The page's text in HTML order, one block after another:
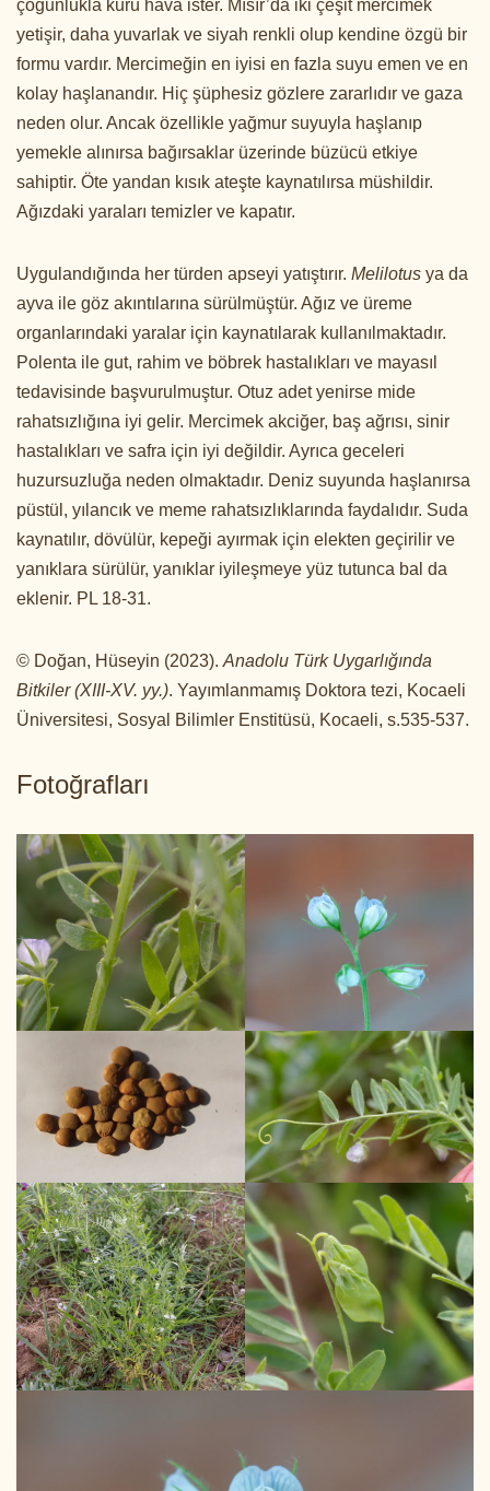
çoğunlukla kuru hava ister. Mısır’da iki çeşit mercimek
yetişir, daha yuvarlak ve siyah renkli olup kendine özgü bir
formu vardır. Mercimeğin en iyisi en fazla suyu emen ve en
kolay haşlanandır. Hiç şüphesiz gözlere zararlıdır ve gaza
neden olur. Ancak özellikle yağmur suyuyla haşlanıp
yemekle alınırsa bağırsaklar üzerinde büzücü etkiye
sahiptir. Öte yandan kısık ateşte kaynatılırsa müshildir.
Ağızdaki yaraları temizler ve kapatır.
Uygulandığında her türden apseyi yatıştırır. Melilotus ya da
ayva ile göz akıntılarına sürülmüştür. Ağız ve üreme
organlarındaki yaralar için kaynatılarak kullanılmaktadır.
Polenta ile gut, rahim ve böbrek hastalıkları ve mayasıl
tedavisinde başvurulmuştur. Otuz adet yenirse mide
rahatsızlığına iyi gelir. Mercimek akciğer, baş ağrısı, sinir
hastalıkları ve safra için iyi değildir. Ayrıca geceleri
huzursuzluğa neden olmaktadır. Deniz suyunda haşlanırsa
püstül, yılancık ve meme rahatsızlıklarında faydalıdır. Suda
kaynatılır, dövülür, kepeği ayırmak için elekten geçirilir ve
yanıklara sürülür, yanıklar iyileşmeye yüz tutunca bal da
eklenir. PL 18-31.
© Doğan, Hüseyin (2023). Anadolu Türk Uygarlığında
Bitkiler (XIII-XV. yy.). Yayımlanmamış Doktora tezi, Kocaeli
Üniversitesi, Sosyal Bilimler Enstitüsü, Kocaeli, s.535-537.
Fotoğrafları